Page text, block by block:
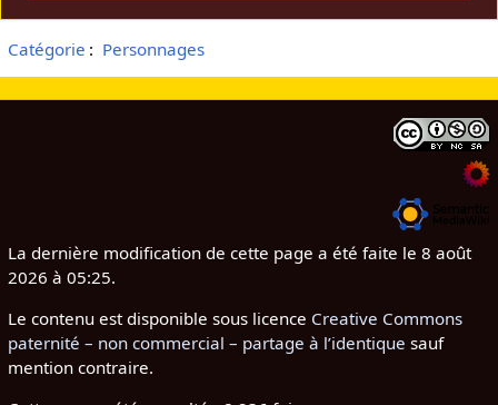
Catégorie : Personnages
La dernière modification de cette page a été faite le 8 août
2026 à 05:25.
Le contenu est disponible sous licence Creative Commons
paternité – non commercial – partage à l’identique sauf
mention contraire.